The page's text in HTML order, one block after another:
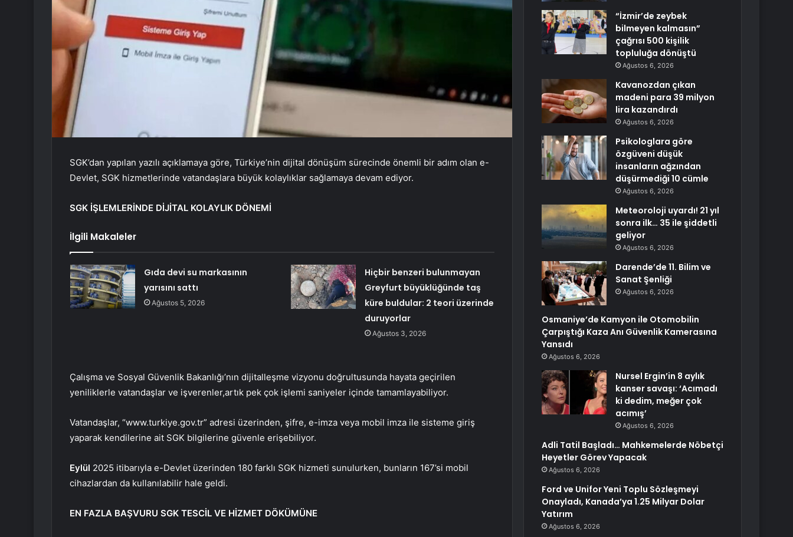
SGK’dan yapılan yazılı açıklamaya göre, Türkiye’nin dijital dönüşüm sürecinde önemli bir adım olan e-
Devlet, SGK hizmetlerinde vatandaşlara büyük kolaylıklar sağlamaya devam ediyor.
SGK İŞLEMLERİNDE DİJİTAL KOLAYLIK DÖNEMİ
İlgili Makaleler
Gıda devi su markasının
yarısını sattı
Ağustos 5, 2026
Hiçbir benzeri bulunmayan
Greyfurt büyüklüğünde taş
küre buldular: 2 teori üzerinde
duruyorlar
Ağustos 3, 2026
Çalışma ve Sosyal Güvenlik Bakanlığı’nın dijitalleşme vizyonu doğrultusunda hayata geçirilen
yeniliklerle vatandaşlar ve işverenler,artık pek çok işlemi saniyeler içinde tamamlayabiliyor.
Vatandaşlar, “www.turkiye.gov.tr” adresi üzerinden, şifre, e-imza veya mobil imza ile sisteme giriş
yaparak kendilerine ait SGK bilgilerine güvenle erişebiliyor.
Eylül 2025 itibarıyla e-Devlet üzerinden 180 farklı SGK hizmeti sunulurken, bunların 167’si mobil
cihazlardan da kullanılabilir hale geldi.
EN FAZLA BAŞVURU SGK TESCİL VE HİZMET DÖKÜMÜNE
“İzmir’de zeybek
bilmeyen kalmasın”
çağrısı 500 kişilik
topluluğa dönüştü
Ağustos 6, 2026
Kavanozdan çıkan
madeni para 39 milyon
lira kazandırdı
Ağustos 6, 2026
Psikologlara göre
özgüveni düşük
insanların ağzından
düşürmediği 10 cümle
Ağustos 6, 2026
Meteoroloji uyardı! 21 yıl
sonra ilk… 35 ile şiddetli
geliyor
Ağustos 6, 2026
Darende’de 11. Bilim ve
Sanat Şenliği
Ağustos 6, 2026
Osmaniye’de Kamyon ile Otomobilin
Çarpıştığı Kaza Anı Güvenlik Kamerasına
Yansıdı
Ağustos 6, 2026
Nursel Ergin’in 8 aylık
kanser savaşı: ‘Acımadı
ki dedim, meğer çok
acımış’
Ağustos 6, 2026
Adli Tatil Başladı… Mahkemelerde Nöbetçi
Heyetler Görev Yapacak
Ağustos 6, 2026
Ford ve Unifor Yeni Toplu Sözleşmeyi
Onayladı, Kanada’ya 1.25 Milyar Dolar
Yatırım
Ağustos 6, 2026